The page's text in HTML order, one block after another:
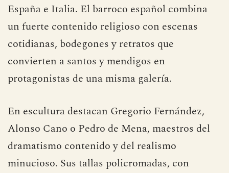
España e Italia. El barroco español combina
un fuerte contenido religioso con escenas
cotidianas, bodegones y retratos que
convierten a santos y mendigos en
protagonistas de una misma galería.
En escultura destacan Gregorio Fernández,
Alonso Cano o Pedro de Mena, maestros del
dramatismo contenido y del realismo
minucioso. Sus tallas policromadas, con